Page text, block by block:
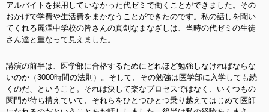
アルバイトを採用していなかった代ゼミで働くことができました。その
おかげで学費や生活費をまかなうことができたのです。私の話しを聞い
てくれる麗澤中学校の皆さんの真剣なまなざしは、当時の代ゼミの生徒
さん達と重なって見えました。
講演の前半は、医学部に合格するためにどれほど勉強しなければならな
いのか（3000時間の法則）。そして、その勉強は医学部に入学しても続
くのだ、ということ。それは決して楽なプロセスではなく、いくつもの
関門が待ち構えていて、それらをひとつひとつ乗り越えてはじめて医師